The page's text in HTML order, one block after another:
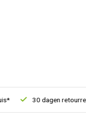
30 dagen retourrecht